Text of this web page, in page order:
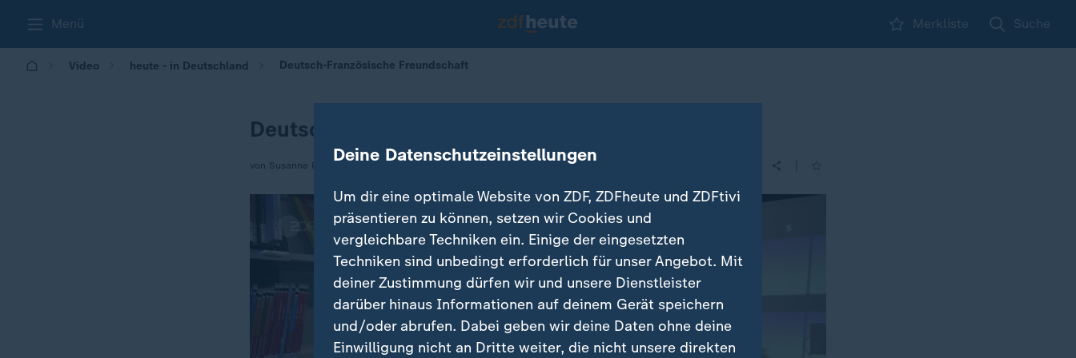
Menü Merkliste Suche
Video heute - in Deutschland Deutsch-Französische Freundschaft
Deutsch-Französische Freundschaft
von Susanne Freitag-CarteronDeine Datenschutzeinstellungen
Um dir eine optimale Website von ZDF, ZDFheute und ZDFtivi
präsentieren zu können, setzen wir Cookies und
vergleichbare Techniken ein. Einige der eingesetzten
Techniken sind unbedingt erforderlich für unser Angebot. Mit
deiner Zustimmung dürfen wir und unsere Dienstleister
darüber hinaus Informationen auf deinem Gerät speichern
und/oder abrufen. Dabei geben wir deine Daten ohne deine
Einwilligung nicht an Dritte weiter, die nicht unsere direkten